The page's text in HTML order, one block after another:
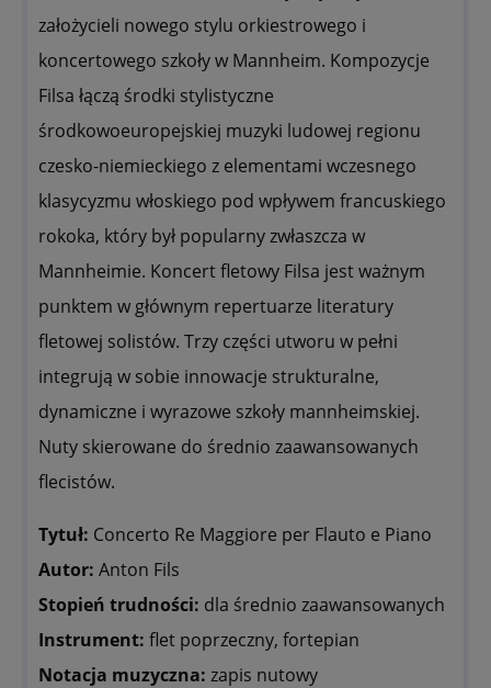
założycieli nowego stylu orkiestrowego i
koncertowego szkoły w Mannheim. Kompozycje
Filsa łączą środki stylistyczne
środkowoeuropejskiej muzyki ludowej regionu
czesko-niemieckiego z elementami wczesnego
klasycyzmu włoskiego pod wpływem francuskiego
rokoka, który był popularny zwłaszcza w
Mannheimie. Koncert fletowy Filsa jest ważnym
punktem w głównym repertuarze literatury
fletowej solistów. Trzy części utworu w pełni
integrują w sobie innowacje strukturalne,
dynamiczne i wyrazowe szkoły mannheimskiej.
Nuty skierowane do średnio zaawansowanych
flecistów.
Tytuł: Concerto Re Maggiore per Flauto e Piano
Autor: Anton Fils
Stopień trudności: dla średnio zaawansowanych
Instrument: flet poprzeczny, fortepian
Notacja muzyczna: zapis nutowy